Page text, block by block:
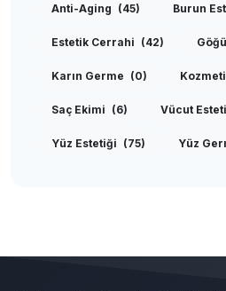
Anti-Aging (45) Burun
Estetik Cerrahi (42)
Karın Germe (0)
Saç Ekimi (6) Vücut
Yüz Estetiği (75) Yüz